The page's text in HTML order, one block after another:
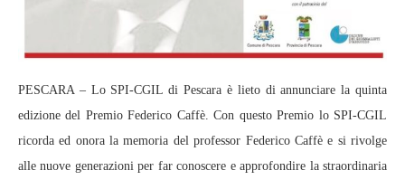
PESCARA – Lo SPI-CGIL di Pescara è lieto di annunciare la quinta
edizione del Premio Federico Caffè. Con questo Premio lo SPI-CGIL
ricorda ed onora la memoria del professor Federico Caffè e si rivolge
alle nuove generazioni per far conoscere e approfondire la straordinaria